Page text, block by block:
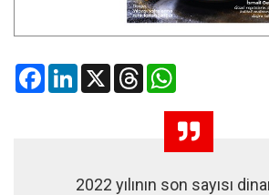
FacebookLinkedIn
X Threads
2022 yılının son sayısı